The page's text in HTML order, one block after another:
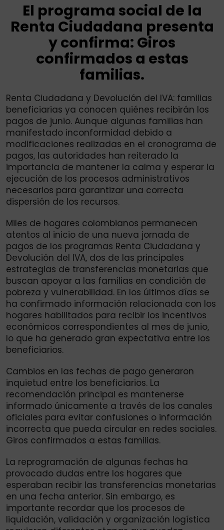
El programa social de la
Renta Ciudadana presenta
y confirma: Giros
confirmados a estas
familias.
Renta Ciudadana y Devolución del IVA: familias
beneficiarias ya conocen quiénes recibirán los
pagos de junio. Aunque algunas familias han
manifestado inconformidad debido a
modificaciones realizadas en el cronograma de
pagos, las autoridades han reiterado la
importancia de mantener la calma y esperar la
ejecución de los procesos administrativos
necesarios para garantizar una correcta
dispersión de los recursos.
Miles de hogares colombianos permanecen
atentos al inicio de una nueva jornada de
pagos de los programas Renta Ciudadana y
Devolución del IVA, dos de las principales
estrategias de transferencias monetarias que
buscan apoyar a las familias en condición de
pobreza y vulnerabilidad. En los últimos días se
ha confirmado información relacionada con los
hogares habilitados para recibir los incentivos
económicos correspondientes al mes de junio,
lo que ha generado gran expectativa entre los
beneficiarios.
Cambios en las fechas de pago generaron
inquietud entre los beneficiarios. La
recomendación principal es mantenerse
informado únicamente a través de los canales
oficiales para evitar confusiones o información
incorrecta que pueda circular en redes sociales.
Giros confirmados a estas familias.
La reprogramación de algunas fechas ha
provocado dudas entre los hogares que
esperaban recibir las transferencias monetarias
en una fecha anterior. Sin embargo, es
importante recordar que los procesos de
liquidación, validación y organización logística